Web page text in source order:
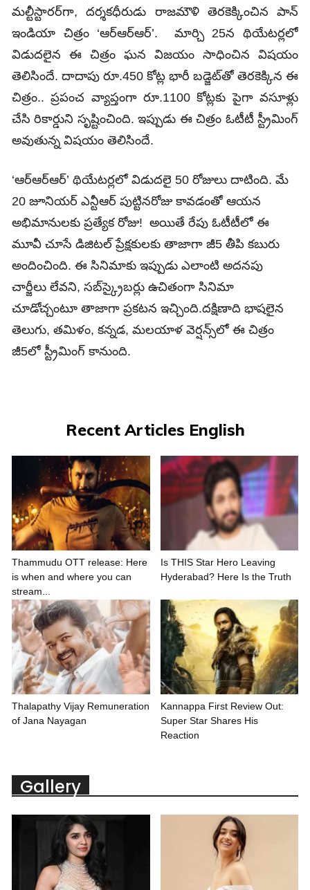
మల్టీస్టారర్‌గా, దర్శకధీరుడు రాజమౌళి తెరకెక్కించిన పాన్‌
ఇండియా చిత్రం ‘ఆర్ఆర్ఆర్’. మార్చి 25న థియేటర్లలో
విడుదలైన ఈ చిత్రం ఘన విజయం సాధించిన విషయం
తెలిసిందే. దాదాపు రూ.450 కోట్ల భారీ బడ్జెట్‌తో తెరకెక్కిన ఈ
చిత్రం.. ప్రపంచ వ్యాప్తంగా రూ.1100 కోట్లకు పైగా వసూళ్లు
చేసి రికార్డుని సృష్టించింది. ఇప్పుడు ఈ చిత్రం ఓటీటీ స్ట్రీమింగ్‌
అవుతున్న విషయం తెలిసిందే.
‘ఆర్‌ఆర్‌ఆర్‌’ థియేటర్లలో విడుదలై 50 రోజులు దాటింది. మే
20 జూనియర్ ఎన్టీఆర్ పుట్టినరోజు కావడంతో ఆయన
అభిమానులకు ప్రత్యేక రోజు! అయితే రేపు ఓటీటీలో ఈ
మూవీ చూసే డిజిటల్‌ ప్రేక్షకులకు తాజాగా జీ5 తీపి కబురు
అందించింది. ఈ సినిమాకు ఇప్పుడు ఎలాంటి అదనపు
చార్జీలు లేవని, సబ్‌స్క్రైబర్లు ఉచితంగా సినిమా
చూడోచ్చంటూ తాజాగా ప్రకటన ఇచ్చింది.దక్షిణాది భాషలైన
తెలుగు, తమిళం, కన్నడ, మలయాళ వెర్షన్స్‌లో ఈ చిత్రం
జీ5లో స్ట్రీమింగ్‌ కానుంది.
Recent Articles English
Thammudu OTT release: Here
is when and where you can
stream...
Is THIS Star Hero Leaving
Hyderabad? Here Is the Truth
Thalapathy Vijay Remuneration
of Jana Nayagan
Kannappa First Review Out:
Super Star Shares His
Reaction
Gallery